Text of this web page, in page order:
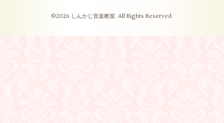
©2026 しんかじ音楽教室. All Rights Reserved.